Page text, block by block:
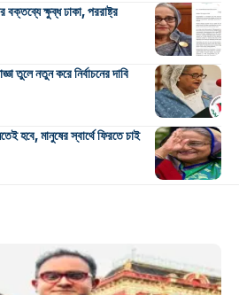
বক্তব্যে ক্ষুব্ধ ঢাকা, পররাষ্ট্র
তুলে নতুন করে নির্বাচনের দাবি
হবে, মানুষের স্বার্থে ফিরতে চাই